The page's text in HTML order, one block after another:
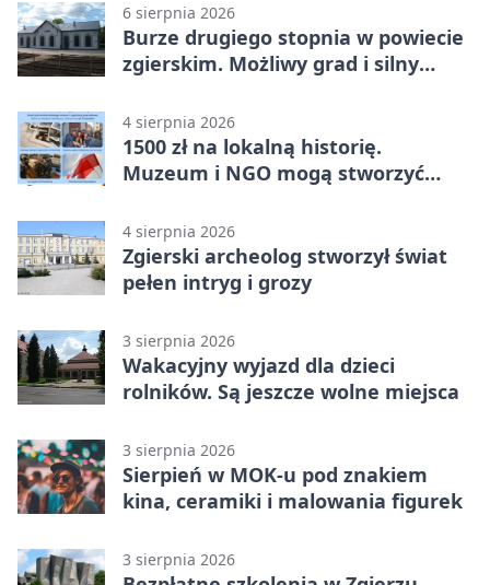
6 sierpnia 2026
Burze drugiego stopnia w powiecie
zgierskim. Możliwy grad i silny
4 sierpnia 2026
1500 zł na lokalną historię.
Muzeum i NGO mogą stworzyć
4 sierpnia 2026
Zgierski archeolog stworzył świat
pełen intryg i grozy
3 sierpnia 2026
Wakacyjny wyjazd dla dzieci
rolników. Są jeszcze wolne miejsca
3 sierpnia 2026
Sierpień w MOK-u pod znakiem
kina, ceramiki i malowania figurek
3 sierpnia 2026